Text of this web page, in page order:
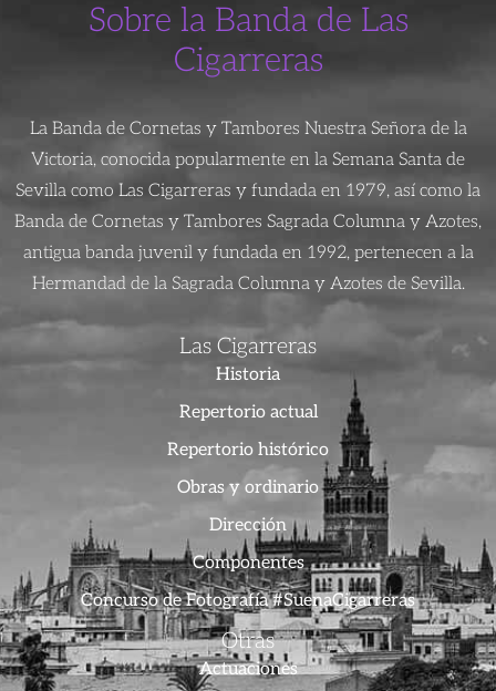
Sobre la Banda de Las
Cigarreras
La Banda de Cornetas y Tambores Nuestra Señora de la
Victoria, conocida popularmente en la Semana Santa de
Sevilla como Las Cigarreras y fundada en 1979, así como la
Banda de Cornetas y Tambores Sagrada Columna y Azotes,
antigua banda juvenil y fundada en 1992, pertenecen a la
Hermandad de la Sagrada Columna y Azotes de Sevilla.
Las Cigarreras
Historia
Repertorio actual
Repertorio histórico
Obras y ordinario
Dirección
Componentes
Concurso de Fotografía #SuenaCigarreras
Otras
Actuaciones